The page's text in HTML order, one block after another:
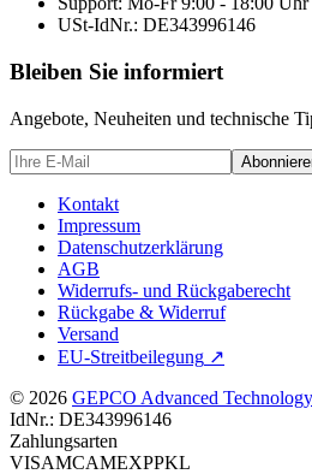
USt-IdNr.: DE343996146
Bleiben Sie informiert
Angebote, Neuheiten und technische
Kontakt
Impressum
Datenschutzerklärung
AGB
Widerrufs- und Rückgaberecht
Rückgabe & Widerruf
Versand
EU-Streitbeilegung ↗
© 2026 GEPCO Advanced Technology
IdNr.: DE343996146
Zahlungsarten
VISAMCAMEXPPKL